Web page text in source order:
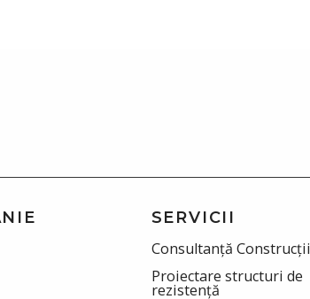
SERVICII
Consultanță Construcții
Proiectare structuri de
rezistență